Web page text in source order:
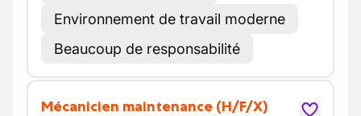
Environnement de travail moderne
Beaucoup de responsabilité
Mécanicien maintenance (H/F/X)